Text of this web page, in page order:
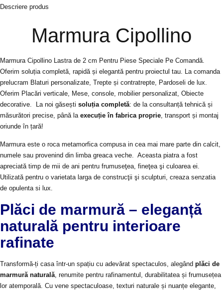
Descriere produs
Marmura Cipollino
Marmura Cipollino Lastra de 2 cm Pentru Piese Speciale Pe Comandă.
Oferim soluția completă, rapidă și elegantă pentru proiectul tau. La comanda
prelucram Blaturi personalizate, Trepte și contratrepte, Pardoseli de lux.
Oferim Placări verticale, Mese, console, mobilier personalizat, Obiecte
decorative. La noi găsești soluția completă: de la consultanță tehnică și
măsurători precise, până la execuție în fabrica proprie , transport și montaj
oriunde în țară!
Marmura este o roca metamorfica compusa in cea mai mare parte din calcit,
numele sau provenind din limba greaca veche. Aceasta piatra a fost
apreciată timp de mii de ani pentru frumuseţea, fineţea şi culoarea ei.
Utilizată pentru o varietata larga de construcţii şi sculpturi, creaza senzatia
de opulenta si lux.
Plăci de marmură – eleganță
naturală pentru interioare
rafinate
Transformă-ți casa într-un spațiu cu adevărat spectaculos, alegând plăci de
marmură naturală , renumite pentru rafinamentul, durabilitatea și frumusețea
lor atemporală. Cu vene spectaculoase, texturi naturale și nuanțe elegante,